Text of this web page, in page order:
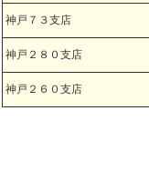
神戸７３支店
神戸２８０支店
神戸２６０支店